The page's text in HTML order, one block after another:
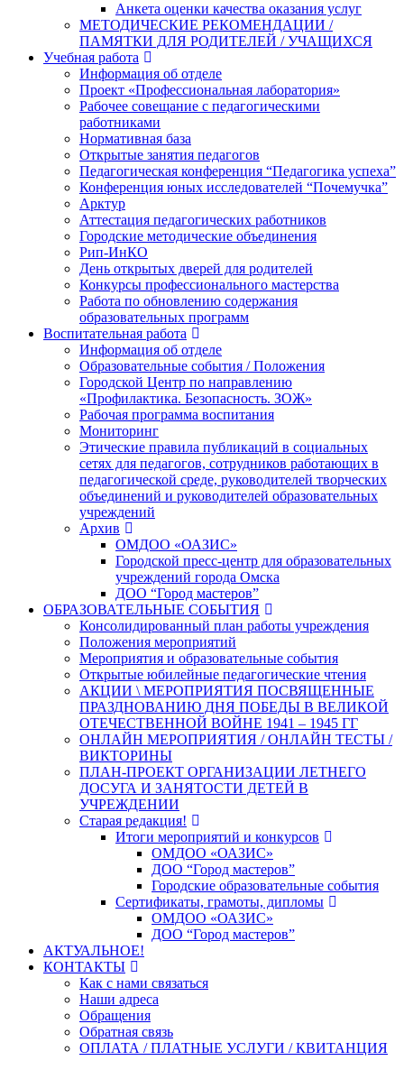
Анкета оценки качества оказания услуг
МЕТОДИЧЕСКИЕ РЕКОМЕНДАЦИИ /
ПАМЯТКИ ДЛЯ РОДИТЕЛЕЙ / УЧАЩИХСЯ
Учебная работа
Информация об отделе
Проект «Профессиональная лаборатория»
Рабочее совещание с педагогическими
работниками
Нормативная база
Открытые занятия педагогов
Педагогическая конференция “Педагогика успеха”
Конференция юных исследователей “Почемучка”
Арктур
Аттестация педагогических работников
Городские методические объединения
Рип-ИнКО
День открытых дверей для родителей
Конкурсы профессионального мастерства
Работа по обновлению содержания
образовательных программ
Воспитательная работа
Информация об отделе
Образовательные события / Положения
Городской Центр по направлению
«Профилактика. Безопасность. ЗОЖ»
Рабочая программа воспитания
Мониторинг
Этические правила публикаций в социальных
сетях для педагогов, сотрудников работающих в
педагогической среде, руководителей творческих
объединений и руководителей образовательных
учреждений
Архив
ОМДОО «ОАЗИС»
Городской пресс-центр для образовательных
учреждений города Омска
ДОО “Город мастеров”
ОБРАЗОВАТЕЛЬНЫЕ СОБЫТИЯ
Консолидированный план работы учреждения
Положения мероприятий
Мероприятия и образовательные события
Открытые юбилейные педагогические чтения
АКЦИИ \ МЕРОПРИЯТИЯ ПОСВЯЩЕННЫЕ
ПРАЗДНОВАНИЮ ДНЯ ПОБЕДЫ В ВЕЛИКОЙ
ОТЕЧЕСТВЕННОЙ ВОЙНЕ 1941 – 1945 ГГ
ОНЛАЙН МЕРОПРИЯТИЯ / ОНЛАЙН ТЕСТЫ /
ВИКТОРИНЫ
ПЛАН-ПРОЕКТ ОРГАНИЗАЦИИ ЛЕТНЕГО
ДОСУГА И ЗАНЯТОСТИ ДЕТЕЙ В
УЧРЕЖДЕНИИ
Старая редакция!
Итоги мероприятий и конкурсов
ОМДОО «ОАЗИС»
ДОО “Город мастеров”
Городские образовательные события
Сертификаты, грамоты, дипломы
ОМДОО «ОАЗИС»
ДОО “Город мастеров”
АКТУАЛЬНОЕ!
КОНТАКТЫ
Как с нами связаться
Наши адреса
Обращения
Обратная связь
ОПЛАТА / ПЛАТНЫЕ УСЛУГИ / КВИТАНЦИЯ